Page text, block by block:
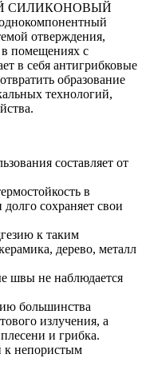
СИЛИКОНОВЫЙ
отверждения,
в помещениях с
в себя антигрибковые
образование
технологий,
составляет от
в
сохраняет свои
к таким
дерево, металл
швы не наблюдается
большинства
излучения, а
и грибка.
к непористым